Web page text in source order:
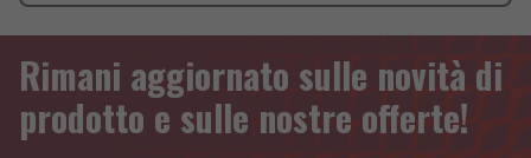
Rimani aggiornato sulle novità di
prodotto e sulle nostre offerte!